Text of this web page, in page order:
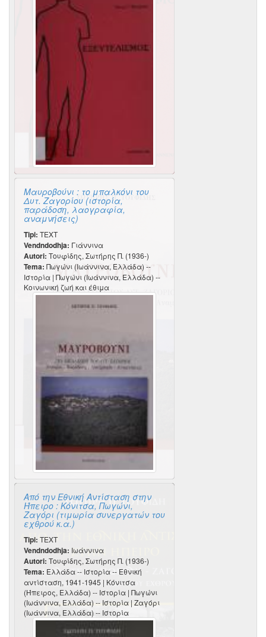
Μαυροβούνι : το μπαλκόνι του
Δυτ. Ζαγορίου (ιστορία,
παράδοση, λαογραφία,
αναμνήσεις)
Tipi: TEXT
Vendndodhja: Γιάννινα
Autori: Τουφίδης, Σωτήρης Π. (1936-)
Tema: Πωγώνι (Ιωάννινα, Ελλάδα) --
Ιστορία | Πωγώνι (Ιωάννινα, Ελλάδα) --
Κοινωνική ζωή και έθιμα
Από την Εθνική Αντίσταση στην
Ήπειρο : Κόνιτσα, Πωγώνι,
Ζαγόρι (τιμωρία συνεργατών του
εχθρού κ.α.)
Tipi: TEXT
Vendndodhja: Ιωάννινα
Autori: Τουφίδης, Σωτήρης Π. (1936-)
Tema: Ελλάδα -- Ιστορία -- Εθνική
αντίσταση, 1941-1945 | Κόνιτσα
(Ήπειρος, Ελλάδα) -- Ιστορία | Πωγώνι
(Ιωάννινα, Ελλάδα) -- Ιστορία | Ζαγόρι
(Ιωάννινα, Ελλάδα) -- Ιστορία